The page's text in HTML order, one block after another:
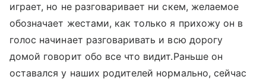
играет, но не разговаривает ни скем, желаемое
обозначает жестами, как только я прихожу он в
голос начинает разговаривать и всю дорогу
домой говорит обо все что видит.Раньше он
оставался у наших родителей нормально, сейчас